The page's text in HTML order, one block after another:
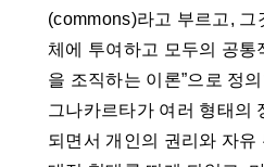
(commons)라고 부르고, 그
체에 투여하고 모두의 공통
을 조직하는 이론”으로 정
그나카르타가 여러 형태의
되면서 개인의 권리와 자유